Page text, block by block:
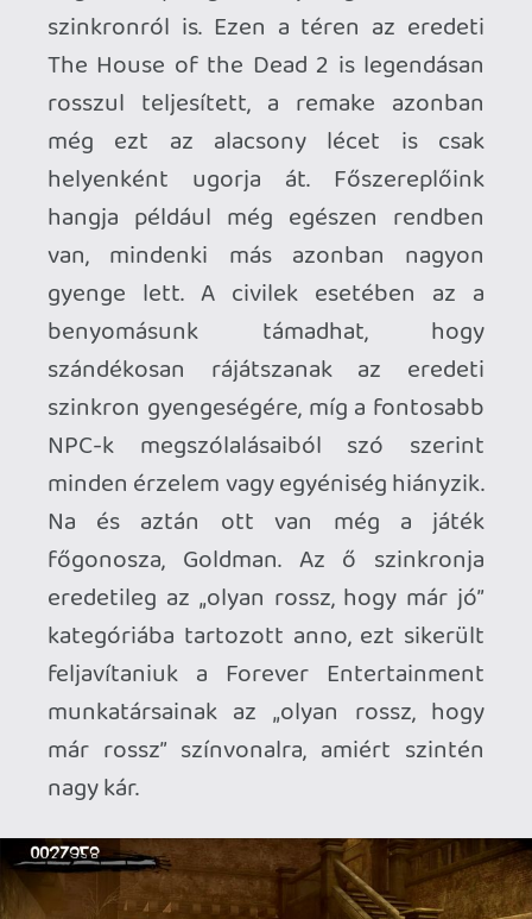
PLATFORMPC, NSKIADÓ FOREVER
ENTERTAINMENTFEJLESZTŐMEGAPIXEL
MEGJELENÉS 2025. augusztus
07.ÁR25 EUR